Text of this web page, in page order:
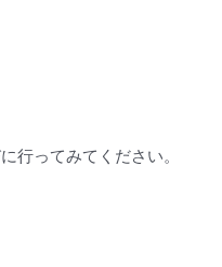
行ってみてください。